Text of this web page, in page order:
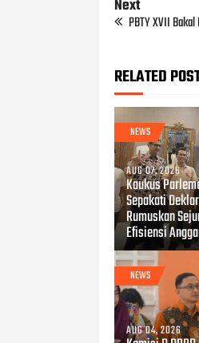
Next
PBTY XVII
RELATED
NEWS
AUG 07, 2026
Kaukus
Sepakati
Rumuskan
Efisiensi
NEWS
AUG 04, 2026